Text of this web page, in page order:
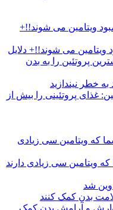
ویتامین می شوند!!+ دلایل
ویتامین سی زیادی دارند